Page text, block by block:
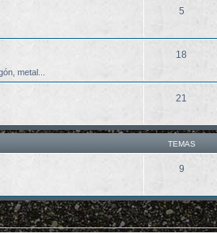
5
metal...
18
21
TEMAS
9